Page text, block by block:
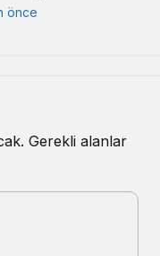
önce
Gerekli alanlar